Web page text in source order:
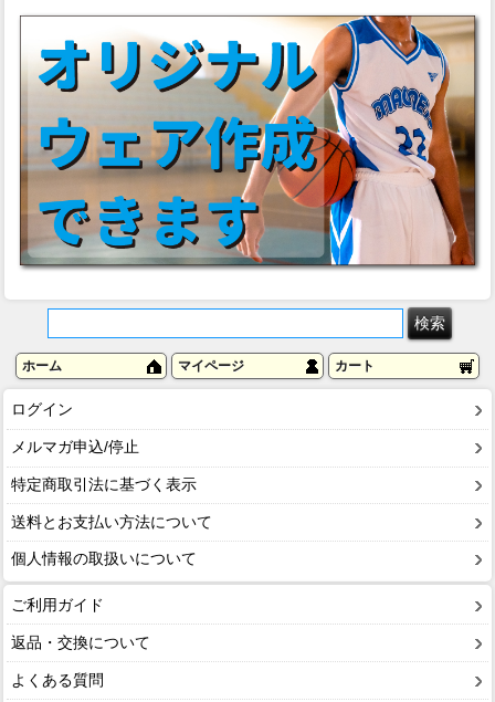
ホーム マイページ カート
ログイン
メルマガ申込/停止
特定商取引法に基づく表示
送料とお支払い方法について
個人情報の取扱いについて
ご利用ガイド
返品・交換について
よくある質問